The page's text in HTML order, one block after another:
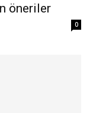
öneriler
0